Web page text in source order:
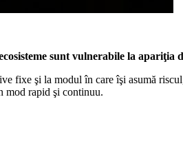
sunt vulnerabile la apariţia
fixe şi la modul în care îşi asumă
mod rapid şi continuu.